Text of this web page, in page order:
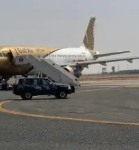
وPulse
منذ 4 أسابيع